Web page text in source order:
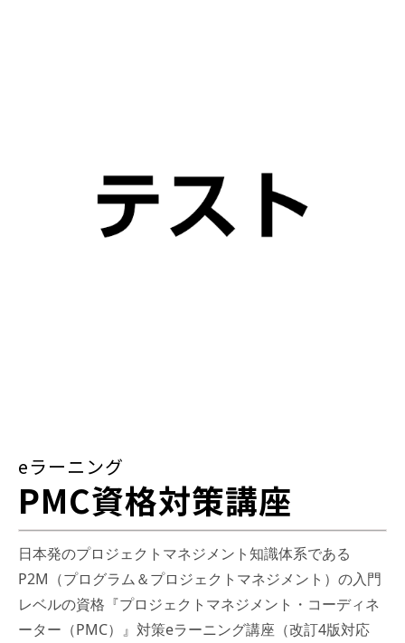
eラーニング
PMC資格対策講座
日本発のプロジェクトマネジメント知識体系である
P2M（プログラム＆プロジェクトマネジメント）の入門
レベルの資格『プロジェクトマネジメント・コーディネ
ーター（PMC）』対策eラーニング講座（改訂4版対応